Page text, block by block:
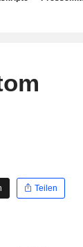
Teilen